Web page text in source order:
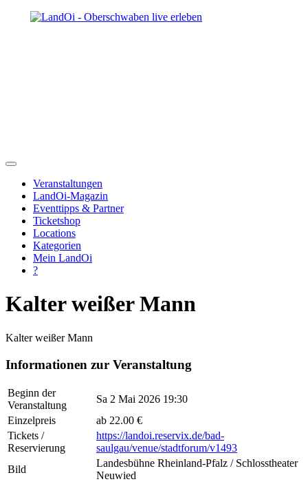
Veranstaltungen
LandOi-Magazin
Eventtipps & Partner
Ticketshop
Locations
Kategorien
Mein LandOi
?
Kalter weißer Mann
Kalter weißer Mann
Informationen zur Veranstaltung
Beginn der
Veranstaltung
Sa 2 Mai 2026 19:30
Einzelpreis
ab 22.00 €
Tickets /
Reservierung
https://landoi.reservix.de/bad-
saulgau/venue/stadtforum/v1493
Bild
Landesbühne Rheinland-Pfalz / Schlosstheater
Neuwied